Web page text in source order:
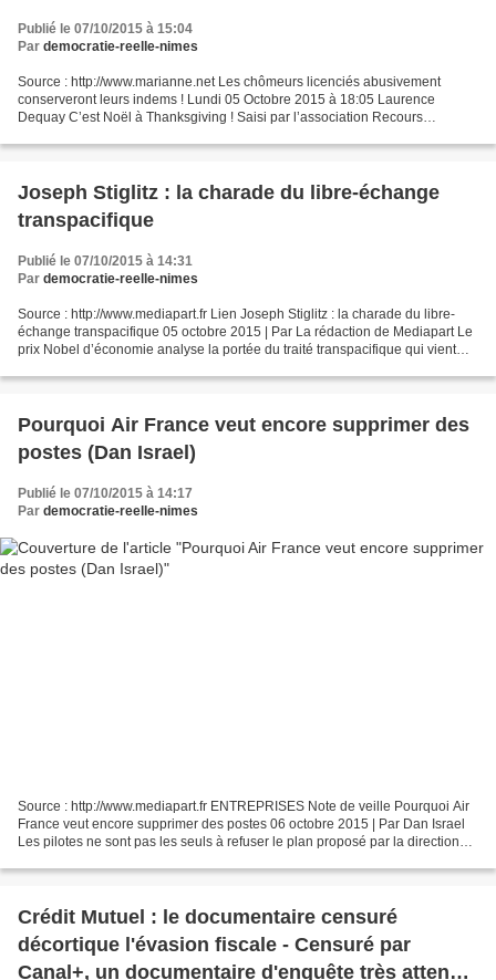
Publié le 07/10/2015 à 15:04
Par democratie-reelle-nimes
Source : http://www.marianne.net Les chômeurs licenciés abusivement
conserveront leurs indems ! Lundi 05 Octobre 2015 à 18:05 Laurence
Dequay C’est Noël à Thanksgiving ! Saisi par l’association Recours
Joseph Stiglitz : la charade du libre-échange
transpacifique
Publié le 07/10/2015 à 14:31
Par democratie-reelle-nimes
Source : http://www.mediapart.fr Lien Joseph Stiglitz : la charade du libre-
échange transpacifique 05 octobre 2015 | Par La rédaction de Mediapart Le
prix Nobel d’économie analyse la portée du traité transpacifique qui vient
Pourquoi Air France veut encore supprimer des
postes (Dan Israel)
Publié le 07/10/2015 à 14:17
Par democratie-reelle-nimes
Source : http://www.mediapart.fr ENTREPRISES Note de veille Pourquoi Air
France veut encore supprimer des postes 06 octobre 2015 | Par Dan Israel
Les pilotes ne sont pas les seuls à refuser le plan proposé par la direction
Crédit Mutuel : le documentaire censuré
décortique l'évasion fiscale - Censuré par
Canal+, un documentaire d'enquête très attendu